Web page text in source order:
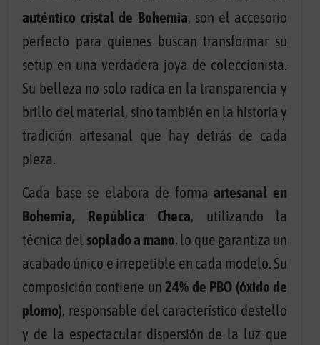
auténtico cristal de Bohemia, son el accesorio
perfecto para quienes buscan transformar su
setup en una verdadera joya de coleccionista.
Su belleza no solo radica en la transparencia y
brillo del material, sino también en la historia y
tradición artesanal que hay detrás de cada
pieza.
Cada base se elabora de forma artesanal en
Bohemia, República Checa, utilizando la
técnica del soplado a mano, lo que garantiza un
acabado único e irrepetible en cada modelo. Su
composición contiene un24% de PBO (óxido de
plomo), responsable del característico destello
y de la espectacular dispersión de la luz que